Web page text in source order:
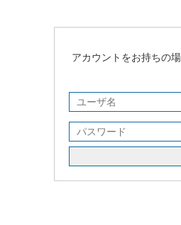
アカウントをお持ちの